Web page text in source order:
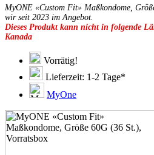
49D
49E
49F
49G
51C
51D
51E
51F
51G
53C
53D
53E
MyONE «Custom Fit» Maßkondome,
wir seit 2023 im Angebot.
Dieses Produkt kann nicht in folgende
Kanada
Vorrätig!
Lieferzeit: 1-2 Tage*
MyOne